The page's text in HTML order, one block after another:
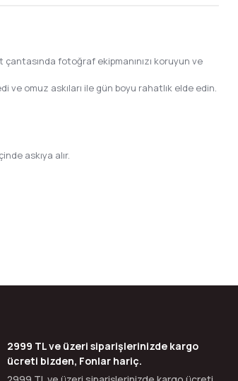
fotoğraf ekipmanınızı koruyun ve
ve omuz askıları ile gün boyu rahatlık elde edin.
askıya alır.
2999 TL ve üzeri siparişlerinizde kargo
ücreti bizden, Fonlar hariç.